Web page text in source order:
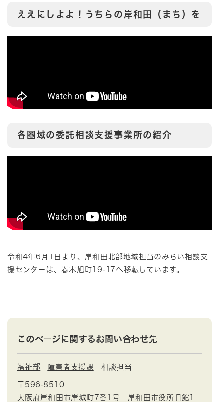
ええにしよよ！うちらの岸和田（まち）を
各圏域の委託相談支援事業所の紹介
令和4年6月1日より、岸和田北部地域担当のみらい相談支
援センターは、春木旭町19-17へ移転しています。
このページに関するお問い合わせ先
福祉部 障害者支援課 相談担当
〒596-8510
大阪府岸和田市岸城町7番1号 岸和田市役所旧館1